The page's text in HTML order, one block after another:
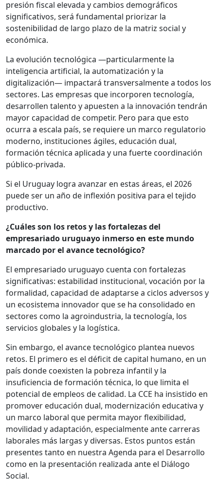
presión fiscal elevada y cambios demográficos
significativos, será fundamental priorizar la
sostenibilidad de largo plazo de la matriz social y
económica.
La evolución tecnológica —particularmente la
inteligencia artificial, la automatización y la
digitalización— impactará transversalmente a todos los
sectores. Las empresas que incorporen tecnología,
desarrollen talento y apuesten a la innovación tendrán
mayor capacidad de competir. Pero para que esto
ocurra a escala país, se requiere un marco regulatorio
moderno, instituciones ágiles, educación dual,
formación técnica aplicada y una fuerte coordinación
público-privada.
Si el Uruguay logra avanzar en estas áreas, el 2026
puede ser un año de inflexión positiva para el tejido
productivo.
¿Cuáles son los retos y las fortalezas del
empresariado uruguayo inmerso en este mundo
marcado por el avance tecnológico?
El empresariado uruguayo cuenta con fortalezas
significativas: estabilidad institucional, vocación por la
formalidad, capacidad de adaptarse a ciclos adversos y
un ecosistema innovador que se ha consolidado en
sectores como la agroindustria, la tecnología, los
servicios globales y la logística.
Sin embargo, el avance tecnológico plantea nuevos
retos. El primero es el déficit de capital humano, en un
país donde coexisten la pobreza infantil y la
insuficiencia de formación técnica, lo que limita el
potencial de empleos de calidad. La CCE ha insistido en
promover educación dual, modernización educativa y
un marco laboral que permita mayor flexibilidad,
movilidad y adaptación, especialmente ante carreras
laborales más largas y diversas. Estos puntos están
presentes tanto en nuestra Agenda para el Desarrollo
como en la presentación realizada ante el Diálogo
Social.